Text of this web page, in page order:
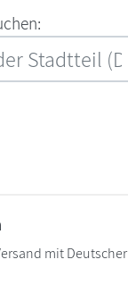
mit Deutscher